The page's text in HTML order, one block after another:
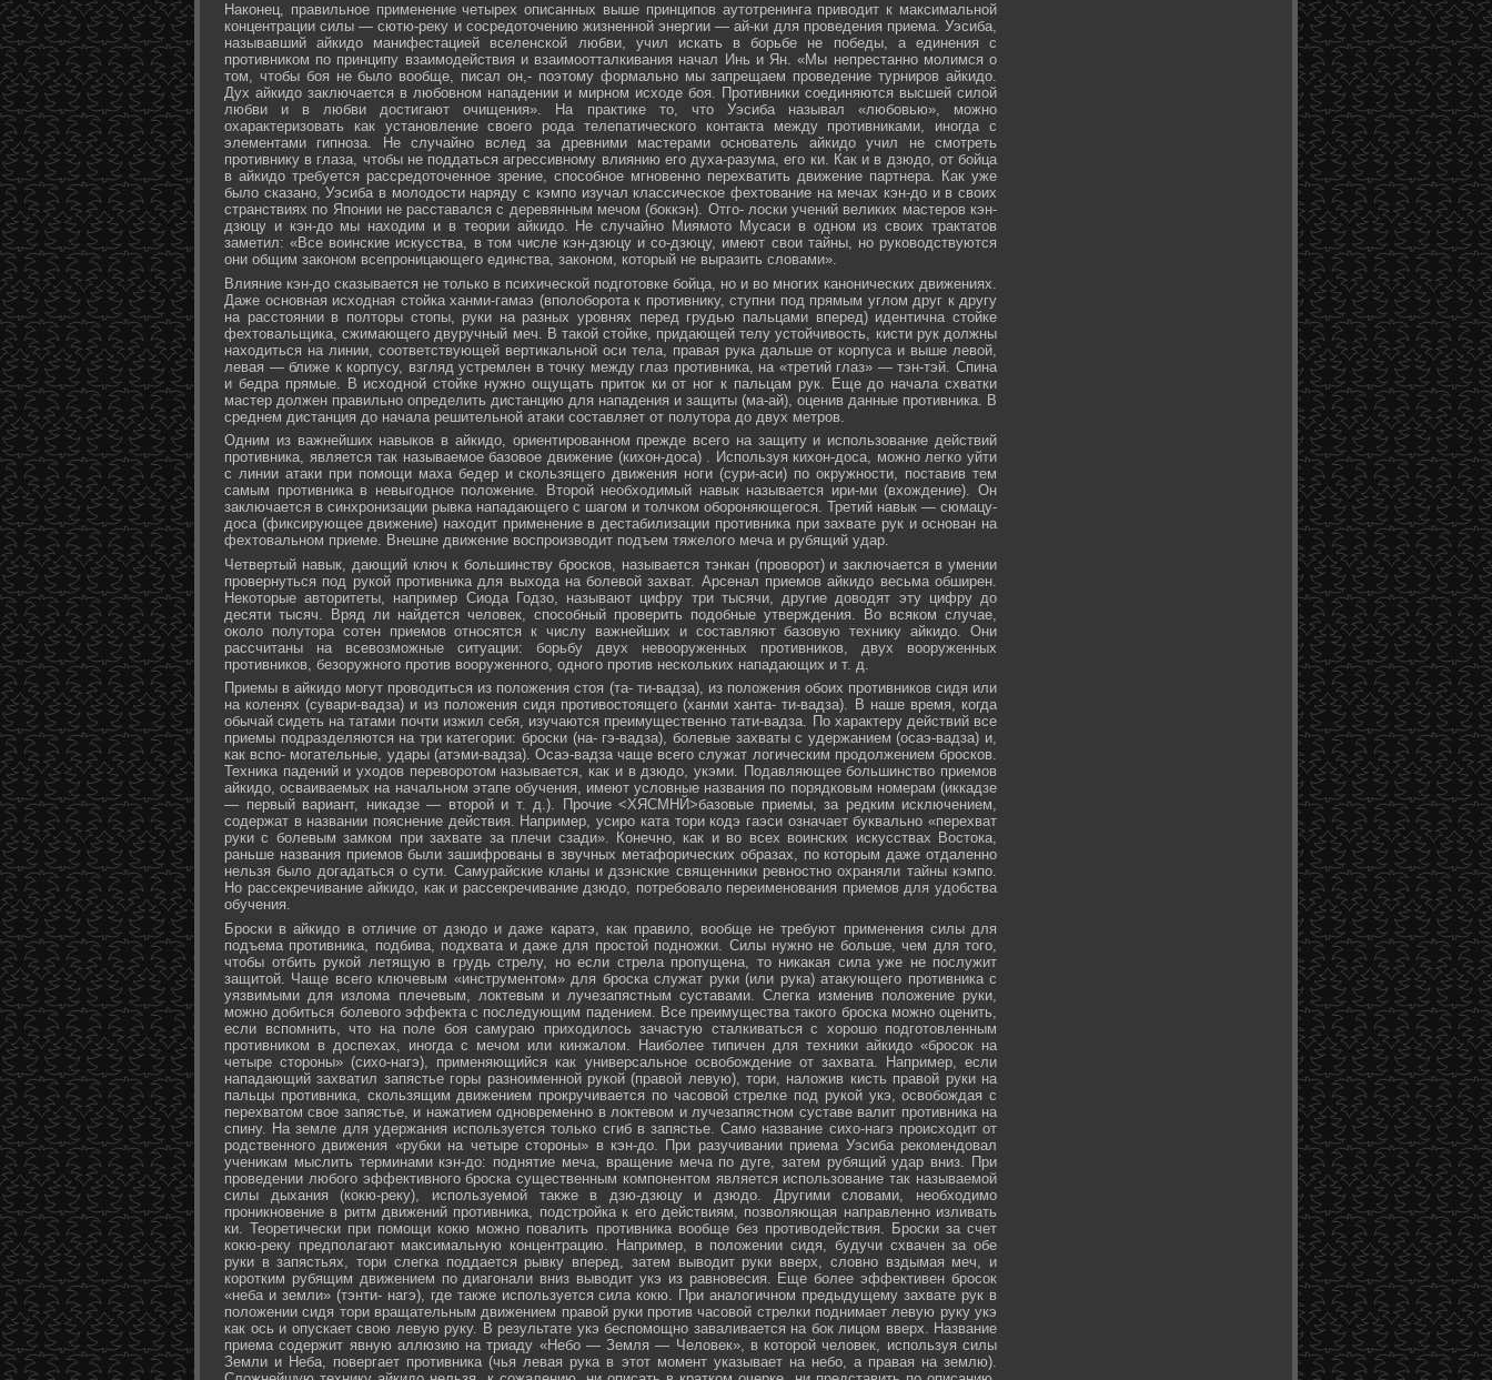
Наконец, правильное применение четырех описанных выше принципов аутотренинга приводит к максимальной
концентрации силы — сютю-реку и сосредоточению жизненной энергии — ай-ки для проведения приема. Уэсиба,
называвший айкидо манифестацией вселенской любви, учил искать в борьбе не победы, а единения с
противником по принципу взаимодействия и взаимоотталкивания начал Инь и Ян. «Мы непрестанно молимся о
том, чтобы боя не было вообще, писал он,- поэтому формально мы запрещаем проведение турниров айкидо.
Дух айкидо заключается в любовном нападении и мирном исходе боя. Противники соединяются высшей силой
любви и в любви достигают очищения». На практике то, что Уэсиба называл «любовью», можно
охарактеризовать как установление своего рода телепатического контакта между противниками, иногда с
элементами гипноза. Не случайно вслед за древними мастерами основатель айкидо учил не смотреть
противнику в глаза, чтобы не поддаться агрессивному влиянию его духа-разума, его ки. Как и в дзюдо, от бойца
в айкидо требуется рассредоточенное зрение, способное мгновенно перехватить движение партнера. Как уже
было сказано, Уэсиба в молодости наряду с кэмпо изучал классическое фехтование на мечах кэн-до и в своих
странствиях по Японии не расставался с деревянным мечом (боккэн). Отго- лоски учений великих мастеров кэн-
дзюцу и кэн-до мы находим и в теории айкидо. Не случайно Миямото Мусаси в одном из своих трактатов
заметил: «Все воинские искусства, в том числе кэн-дзюцу и со-дзюцу, имеют свои тайны, но руководствуются
они общим законом всепроницающего единства, законом, который не выразить словами».
Влияние кэн-до сказывается не только в психической подготовке бойца, но и во многих канонических движениях.
Даже основная исходная стойка ханми-гамаэ (вполоборота к противнику, ступни под прямым углом друг к другу
на расстоянии в полторы стопы, руки на разных уровнях перед грудью пальцами вперед) идентична стойке
фехтовальщика, сжимающего двуручный меч. В такой стойке, придающей телу устойчивость, кисти рук должны
находиться на линии, соответствующей вертикальной оси тела, правая рука дальше от корпуса и выше левой,
левая — ближе к корпусу, взгляд устремлен в точку между глаз противника, на «третий глаз» — тэн-тэй. Спина
и бедра прямые. В исходной стойке нужно ощущать приток ки от ног к пальцам рук. Еще до начала схватки
мастер должен правильно определить дистанцию для нападения и защиты (ма-ай), оценив данные противника. В
среднем дистанция до начала решительной атаки составляет от полутора до двух метров.
Одним из важнейших навыков в айкидо, ориентированном прежде всего на защиту и использование действий
противника, является так называемое базовое движение (кихон-доса) . Используя кихон-доса, можно легко уйти
с линии атаки при помощи маха бедер и скользящего движения ноги (сури-аси) по окружности, поставив тем
самым противника в невыгодное положение. Второй необходимый навык называется ири-ми (вхождение). Он
заключается в синхронизации рывка нападающего с шагом и толчком обороняющегося. Третий навык — сюмацу-
доса (фиксирующее движение) находит применение в дестабилизации противника при захвате рук и основан на
фехтовальном приеме. Внешне движение воспроизводит подъем тяжелого меча и рубящий удар.
Четвертый навык, дающий ключ к большинству бросков, называется тэнкан (проворот) и заключается в умении
провернуться под рукой противника для выхода на болевой захват. Арсенал приемов айкидо весьма обширен.
Некоторые авторитеты, например Сиода Годзо, называют цифру три тысячи, другие доводят эту цифру до
десяти тысяч. Вряд ли найдется человек, способный проверить подобные утверждения. Во всяком случае,
около полутора сотен приемов относятся к числу важнейших и составляют базовую технику айкидо. Они
рассчитаны на всевозможные ситуации: борьбу двух невооруженных противников, двух вооруженных
противников, безоружного против вооруженного, одного против нескольких нападающих и т. д.
Приемы в айкидо могут проводиться из положения стоя (та- ти-вадза), из положения обоих противников сидя или
на коленях (сувари-вадза) и из положения сидя противостоящего (ханми ханта- ти-вадза). В наше время, когда
обычай сидеть на татами почти изжил себя, изучаются преимущественно тати-вадза. По характеру действий все
приемы подразделяются на три категории: броски (на- гэ-вадза), болевые захваты с удержанием (осаэ-вадза) и,
как вспо- могательные, удары (атэми-вадза). Осаэ-вадза чаще всего служат логическим продолжением бросков.
Техника падений и уходов переворотом называется, как и в дзюдо, укэми. Подавляющее большинство приемов
айкидо, осваиваемых на начальном этапе обучения, имеют условные названия по порядковым номерам (иккадзе
— первый вариант, никадзе — второй и т. д.). Прочие <ХЯСМНЙ>базовые приемы, за редким исключением,
содержат в названии пояснение действия. Например, усиро ката тори кодэ гаэси означает буквально «перехват
руки с болевым замком при захвате за плечи сзади». Конечно, как и во всех воинских искусствах Востока,
раньше названия приемов были зашифрованы в звучных метафорических образах, по которым даже отдаленно
нельзя было догадаться о сути. Самурайские кланы и дзэнские священники ревностно охраняли тайны кэмпо.
Но рассекречивание айкидо, как и рассекречивание дзюдо, потребовало переименования приемов для удобства
обучения.
Броски в айкидо в отличие от дзюдо и даже каратэ, как правило, вообще не требуют применения силы для
подъема противника, подбива, подхвата и даже для простой подножки. Силы нужно не больше, чем для того,
чтобы отбить рукой летящую в грудь стрелу, но если стрела пропущена, то никакая сила уже не послужит
защитой. Чаще всего ключевым «инструментом» для броска служат руки (или рука) атакующего противника с
уязвимыми для излома плечевым, локтевым и лучезапястным суставами. Слегка изменив положение руки,
можно добиться болевого эффекта с последующим падением. Все преимущества такого броска можно оценить,
если вспомнить, что на поле боя самураю приходилось зачастую сталкиваться с хорошо подготовленным
противником в доспехах, иногда с мечом или кинжалом. Наиболее типичен для техники айкидо «бросок на
четыре стороны» (сихо-нагэ), применяющийся как универсальное освобождение от захвата. Например, если
нападающий захватил запястье горы разноименной рукой (правой левую), тори, наложив кисть правой руки на
пальцы противника, скользящим движением прокручивается по часовой стрелке под рукой укэ, освобождая с
перехватом свое запястье, и нажатием одновременно в локтевом и лучезапястном суставе валит противника на
спину. На земле для удержания используется только сгиб в запястье. Само название сихо-нагэ происходит от
родственного движения «рубки на четыре стороны» в кэн-до. При разучивании приема Уэсиба рекомендовал
ученикам мыслить терминами кэн-до: поднятие меча, вращение меча по дуге, затем рубящий удар вниз. При
проведении любого эффективного броска существенным компонентом является использование так называемой
силы дыхания (кокю-реку), используемой также в дзю-дзюцу и дзюдо. Другими словами, необходимо
проникновение в ритм движений противника, подстройка к его действиям, позволяющая направленно изливать
ки. Теоретически при помощи кокю можно повалить противника вообще без противодействия. Броски за счет
кокю-реку предполагают максимальную концентрацию. Например, в положении сидя, будучи схвачен за обе
руки в запястьях, тори слегка поддается рывку вперед, затем выводит руки вверх, словно вздымая меч, и
коротким рубящим движением по диагонали вниз выводит укэ из равновесия. Еще более эффективен бросок
«неба и земли» (тэнти- нагэ), где также используется сила кокю. При аналогичном предыдущему захвате рук в
положении сидя тори вращательным движением правой руки против часовой стрелки поднимает левую руку укэ
как ось и опускает свою левую руку. В результате укэ беспомощно заваливается на бок лицом вверх. Название
приема содержит явную аллюзию на триаду «Небо — Земля — Человек», в которой человек, используя силы
Земли и Неба, повергает противника (чья левая рука в этот момент указывает на небо, а правая на землю).